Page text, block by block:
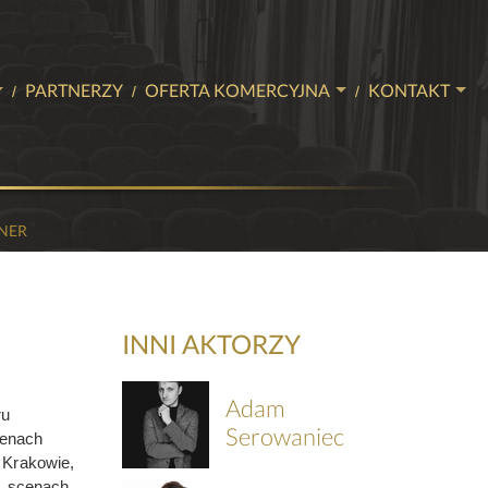
PARTNERZY OFERTA KOMERCYJNA
WIĘCEJ NIŻ TEATR
KONTAKT
INNI AKTORZY
Adam
Serowaniec